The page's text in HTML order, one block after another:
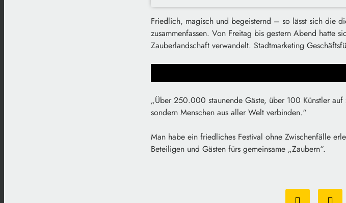
Friedlich, magisch und begeisternd – so lässt sich die
zusammenfassen. Von Freitag bis gestern Abend hatte
Zauberlandschaft verwandelt. Stadtmarketing
„Über 250.000 staunende Gäste, über 100 Künstler
sondern Menschen aus aller Welt verbinden.“
Man habe ein friedliches Festival ohne Zwischenfälle
Beteiligen und Gästen fürs gemeinsame „Zaubern“.